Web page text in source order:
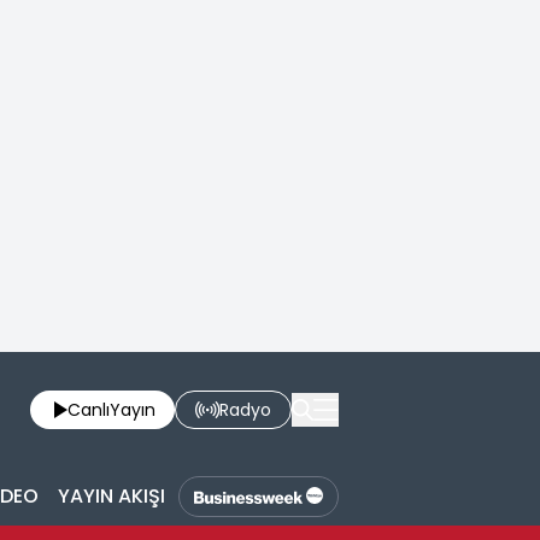
CanlıYayın Radyo
YAYIN AKIŞI